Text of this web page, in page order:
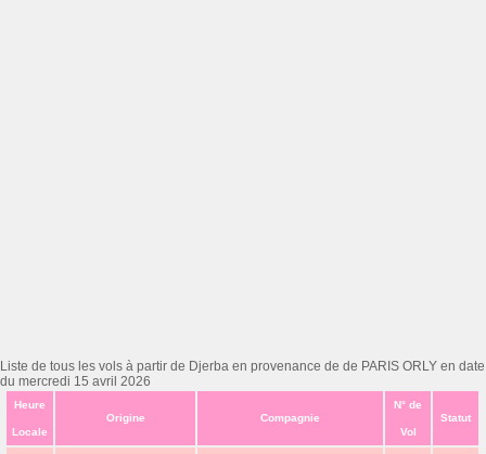
Liste de tous les vols à partir de Djerba en provenance de de PARIS ORLY en date
du mercredi 15 avril 2026
Heure
Locale
Origine Compagnie
N° de
Vol
Statut